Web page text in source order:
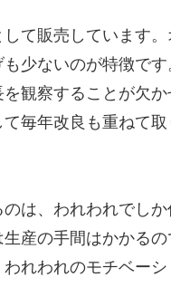
て販売しています
少ないのが特徴で
観察することが欠
毎年改良も重ねて取
は、われわれでし
産の手間はかかる
れわれのモチベー